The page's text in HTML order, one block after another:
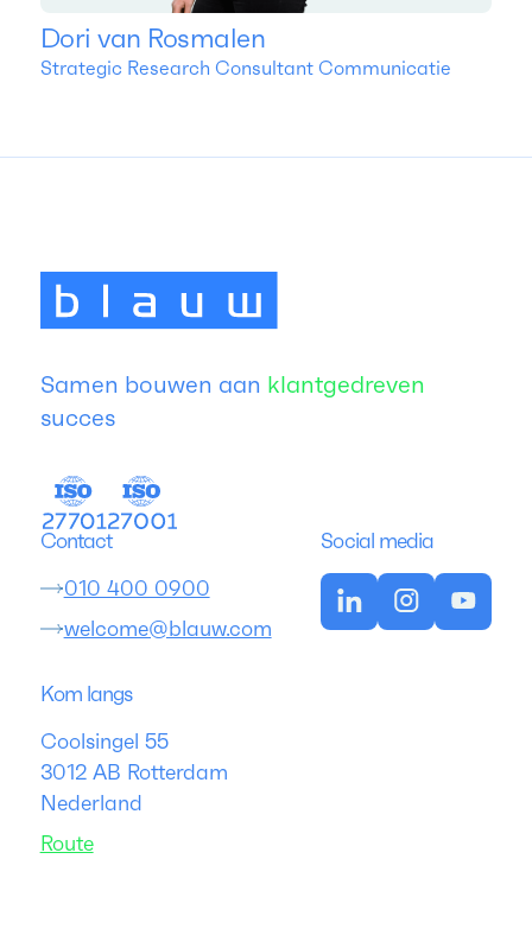
Dori van Rosmalen
Strategic Research Consultant Communicatie
Samen bouwen aan klantgedreven
succes
Contact
010 400 0900
welcome@blauw.com
Kom langs
Coolsingel 55
3012 AB Rotterdam
Nederland
Route
Social media